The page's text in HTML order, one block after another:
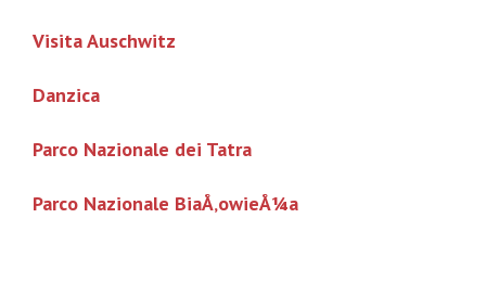
Visita Auschwitz
Danzica
Parco Nazionale dei Tatra
Parco Nazionale BiaÅ‚owieÅ¼a